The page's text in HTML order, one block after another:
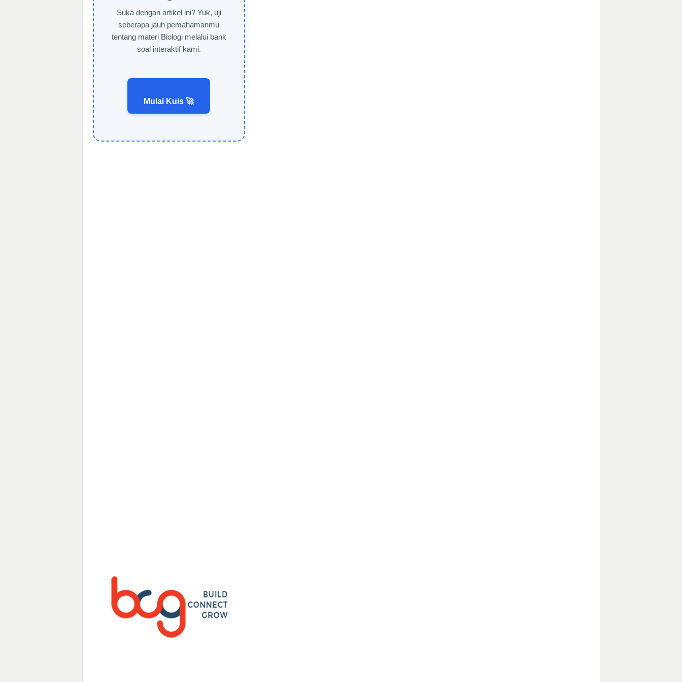
Suka dengan artikel ini? Yuk, uji
seberapa jauh pemahamanmu
tentang materi Biologi melalui bank
soal interaktif kami.
Mulai Kuis 🚀